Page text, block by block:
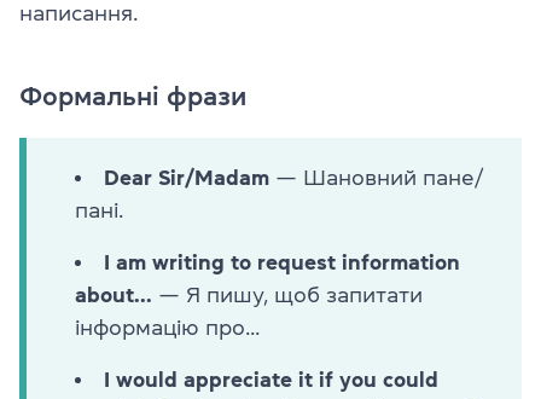
написання.
Формальні фрази
Dear Sir/Madam — Шановний пане/
пані.
I am writing to request information
about... — Я пишу, щоб запитати
інформацію про...
I would appreciate it if you could